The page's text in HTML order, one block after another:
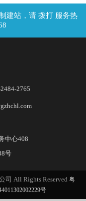
拨打 服务热
2765
中心408
号
司 All Rights Reserved粤
号